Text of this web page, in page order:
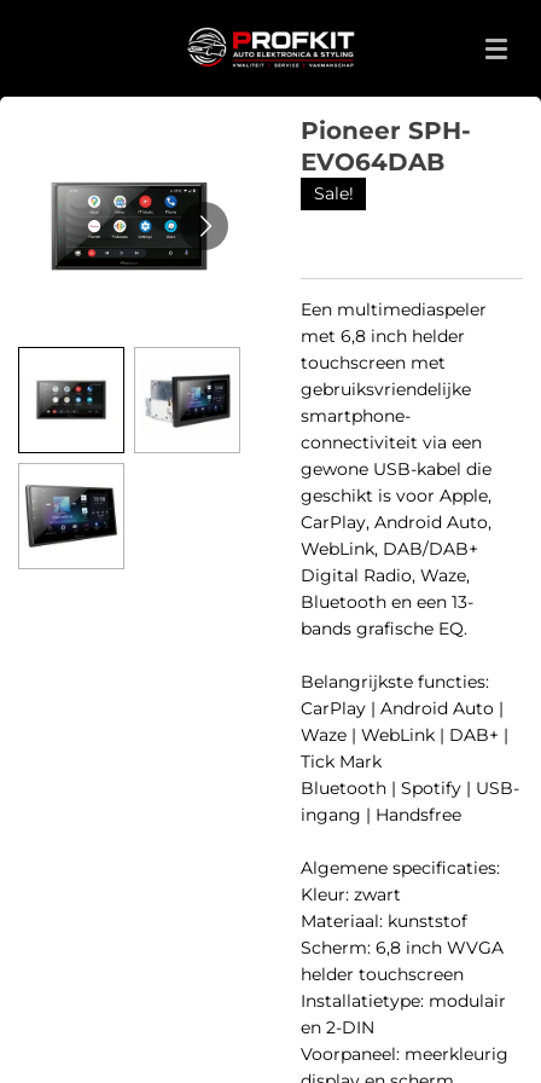
Pioneer SPH-
EVO64DAB
Sale!
Een multimediaspeler
met 6,8 inch helder
touchscreen met
gebruiksvriendelijke
smartphone-
connectiviteit via een
gewone USB-kabel die
geschikt is voor Apple,
CarPlay, Android Auto,
WebLink, DAB/DAB+
Digital Radio, Waze,
Bluetooth en een 13-
bands grafische EQ.
Belangrijkste functies:
CarPlay | Android Auto |
Waze | WebLink | DAB+ |
Tick Mark
Bluetooth | Spotify | USB-
ingang | Handsfree
Algemene specificaties:
Kleur: zwart
Materiaal: kunststof
Scherm: 6,8 inch WVGA
helder touchscreen
Installatietype: modulair
en 2-DIN
Voorpaneel: meerkleurig